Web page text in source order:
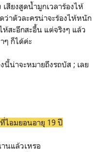
สียงสูดน้ำมูกเวลาร้องไห้
ว่าตัวละครน่าจะร้องไห้หนัก
สะอึกสะอื้น แต่จริงๆ แล้ว
ๆ ก็ได้ค่ะ
นี้น่าจะหมายถึงรถบัส ; เลย
ไอมยอนอายุ 19 ปี
นแล้วเหรอ